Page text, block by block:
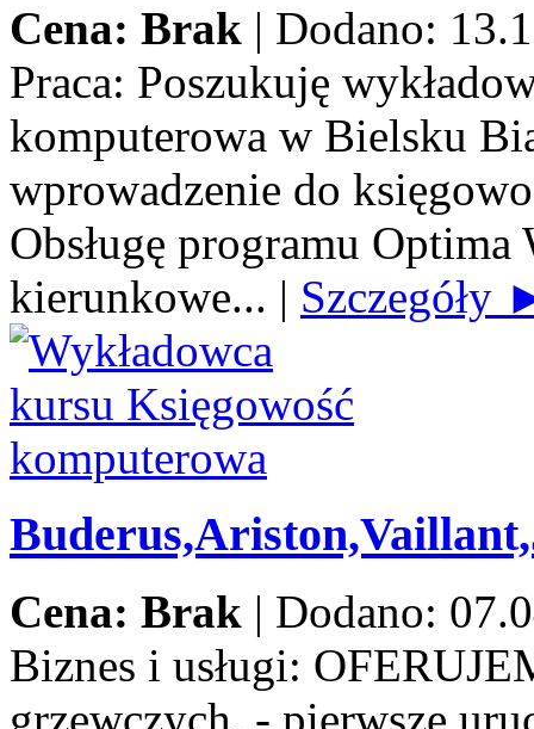
Cena: Brak | Dodano:
Praca: Poszukuję
komputerowa w Bielsku
wprowadzenie do
Obsługę programu Optima
kierunkowe... | Szczegóły
Cena: Brak | Dodano:
Biznes i usługi: